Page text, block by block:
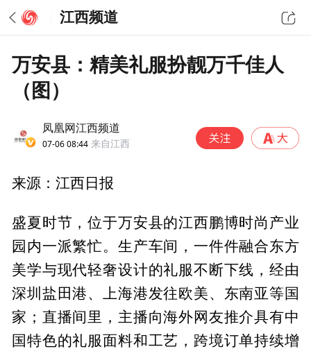
江西频道
万安县：精美礼服扮靓万千佳人
（图）
凤凰网江西频道
07-06 08:44 来自江西
来源：江西日报
盛夏时节，位于万安县的江西鹏博时尚产业
园内一派繁忙。生产车间，一件件融合东方
美学与现代轻奢设计的礼服不断下线，经由
深圳盐田港、上海港发往欧美、东南亚等国
家；直播间里，主播向海外网友推介具有中
国特色的礼服面料和工艺，跨境订单持续增